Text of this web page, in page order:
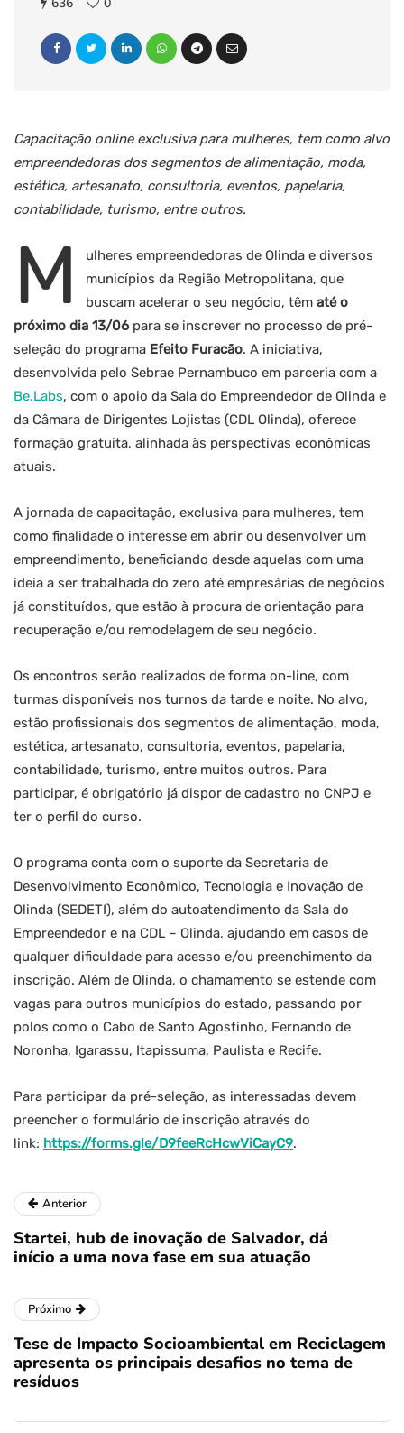
636 0
Capacitação online exclusiva para mulheres, tem como alvo
empreendedoras dos segmentos de alimentação, moda,
estética, artesanato, consultoria, eventos, papelaria,
contabilidade, turismo, entre outros.
M
ulheres empreendedoras de Olinda e diversos
municípios da Região Metropolitana, que
buscam acelerar o seu negócio, têm até o
próximo dia 13/06 para se inscrever no processo de pré-
seleção do programa Efeito Furacão. A iniciativa,
desenvolvida pelo Sebrae Pernambuco em parceria com a
Be.Labs, com o apoio da Sala do Empreendedor de Olinda e
da Câmara de Dirigentes Lojistas (CDL Olinda), oferece
formação gratuita, alinhada às perspectivas econômicas
atuais.
A jornada de capacitação, exclusiva para mulheres, tem
como finalidade o interesse em abrir ou desenvolver um
empreendimento, beneficiando desde aquelas com uma
ideia a ser trabalhada do zero até empresárias de negócios
já constituídos, que estão à procura de orientação para
recuperação e/ou remodelagem de seu negócio.
Os encontros serão realizados de forma on-line, com
turmas disponíveis nos turnos da tarde e noite. No alvo,
estão profissionais dos segmentos de alimentação, moda,
estética, artesanato, consultoria, eventos, papelaria,
contabilidade, turismo, entre muitos outros. Para
participar, é obrigatório já dispor de cadastro no CNPJ e
ter o perfil do curso.
O programa conta com o suporte da Secretaria de
Desenvolvimento Econômico, Tecnologia e Inovação de
Olinda (SEDETI), além do autoatendimento da Sala do
Empreendedor e na CDL – Olinda, ajudando em casos de
qualquer dificuldade para acesso e/ou preenchimento da
inscrição. Além de Olinda, o chamamento se estende com
vagas para outros municípios do estado, passando por
polos como o Cabo de Santo Agostinho, Fernando de
Noronha, Igarassu, Itapissuma, Paulista e Recife.
Para participar da pré-seleção, as interessadas devem
preencher o formulário de inscrição através do
link: https://forms.gle/D9feeRcHcwViCayC9.
Anterior
Startei, hub de inovação de Salvador, dá
início a uma nova fase em sua atuação
Próximo
Tese de Impacto Socioambiental em Reciclagem
apresenta os principais desafios no tema de
resíduos